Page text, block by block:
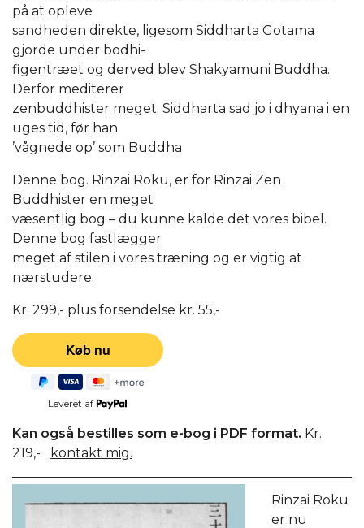
på at opleve
sandheden direkte, ligesom Siddharta Gotama
gjorde under bodhi-
figentræet og derved blev Shakyamuni Buddha.
Derfor mediterer
zenbuddhister meget. Siddharta sad jo i dhyana i en
uges tid, før han
’vågnede op’ som Buddha
Denne bog. Rinzai Roku, er for Rinzai Zen
Buddhister en meget
væsentlig bog – du kunne kalde det vores bibel.
Denne bog fastlægger
meget af stilen i vores træning og er vigtig at
nærstudere.
Kr. 299,- plus forsendelse kr. 55,-
Leveret af
Kan også bestilles som e-bog i PDF format. Kr.
219,-
kontakt mig.
Rinzai Roku
er nu